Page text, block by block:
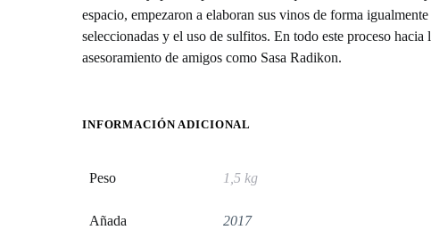
espacio, empezaron a elaboran sus vinos de forma
seleccionadas y el uso de sulfitos. En todo este proceso
asesoramiento de amigos como Sasa Radikon.
INFORMACIÓN ADICIONAL
Peso 1,5 kg
Añada 2017